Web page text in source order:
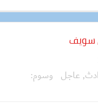
سويف
, عاجل وسوم: